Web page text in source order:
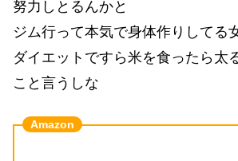
努力しとるんかと
ジム行って本気で身体作りしてる
ダイエットですら米を食ったら太
こと言うしな